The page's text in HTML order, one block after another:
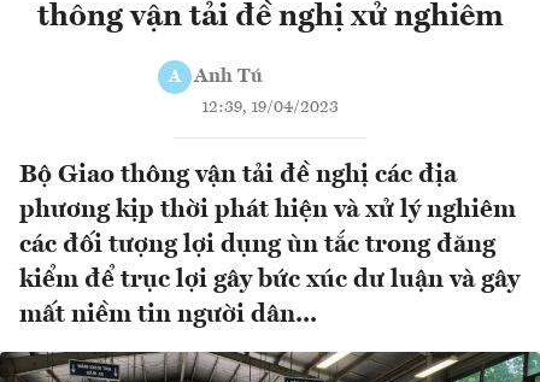
thông vận tải đề nghị xử nghiêm
A Anh Tú
12:39, 19/04/2023
Bộ Giao thông vận tải đề nghị các địa
phương kịp thời phát hiện và xử lý nghiêm
các đối tượng lợi dụng ùn tắc trong đăng
kiểm để trục lợi gây bức xúc dư luận và gây
mất niềm tin người dân...